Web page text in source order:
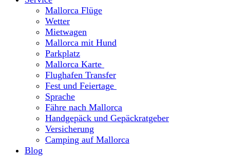
Mallorca Flüge
Wetter
Mietwagen
Mallorca mit Hund
Parkplatz
Mallorca Karte
Flughafen Transfer
Fest und Feiertage
Sprache
Fähre nach Mallorca
Handgepäck und Gepäckratgeber
Versicherung
Camping auf Mallorca
Blog